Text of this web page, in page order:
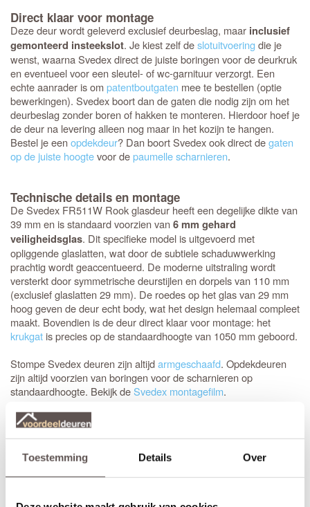
Toestemming Details Over
Direct klaar voor montage
Deze deur wordt geleverd exclusief deurbeslag, maar inclusief
gemonteerd insteekslot. Je kiest zelf deslotuitvoeringdie je
wenst, waarna Svedex direct de juiste boringen voor de deurkruk
en eventueel voor een sleutel- of wc-garnituur verzorgt. Een
echte aanrader is ompatentboutgaten mee te bestellen (optie
bewerkingen). Svedex boort dan de gaten die nodig zijn om het
deurbeslag zonder boren of hakken te monteren. Hierdoor hoef je
de deur na levering alleen nog maar in het kozijn te hangen.
Bestel je eenopdekdeur? Dan boort Svedex ook direct degaten
op de juiste hoogtevoor depaumelle scharnieren.
Technische details en montage
De Svedex FR511W Rook glasdeur heeft een degelijke dikte van
39 mm en is standaard voorzien van6 mm gehard
veiligheidsglas. Dit specifieke model is uitgevoerd met
opliggende glaslatten, wat door de subtiele schaduwwerking
prachtig wordt geaccentueerd. De moderne uitstraling wordt
versterkt door symmetrische deurstijlen en dorpels van 110 mm
(exclusief glaslatten 29 mm). De roedes op het glas van 29 mm
hoog geven de deur echt body, wat het design helemaal compleet
maakt. Bovendien is de deur direct klaar voor montage: het
krukgat is precies op de standaardhoogte van 1050 mm geboord.
Stompe Svedex deuren zijn altijdarmgeschaafd. Opdekdeuren
zijn altijd voorzien van boringen voor de scharnieren op
standaardhoogte. Bekijk deSvedex montagefilm.
Elk modelSvedex-deur
opdekuitvoering, in elke denkbare standaardmaat of afwijkende
juiste draairichting doorgeeft tijdens het bestellen. Doordat
Svedex het slot al in de fabriek infreest, kan de deur niet
groot belang.